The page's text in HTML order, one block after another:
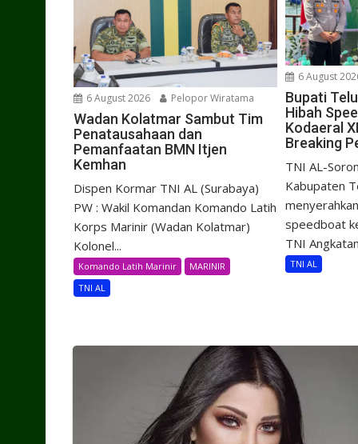
6 August 2026 Pelopor Wiratama
Wadan Kolatmar Sambut Tim
Penatausahaan dan
Pemanfaatan BMN Itjen
Kemhan
Dispen Kormar TNI AL (Surabaya)
PW : Wakil Komandan Komando Latih
Korps Marinir (Wadan Kolatmar)
Kolonel...
Komando Latih Marinir
MARINIR
TNI AL
6 August
Bupati
Hibah
Kodaeral
Breaking
TNI AL-
Kabupaten
speedboat
TNI
TNI AL